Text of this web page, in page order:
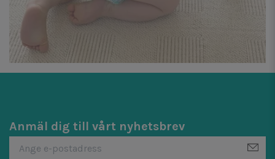
Anmäl dig till vårt nyhetsbrev